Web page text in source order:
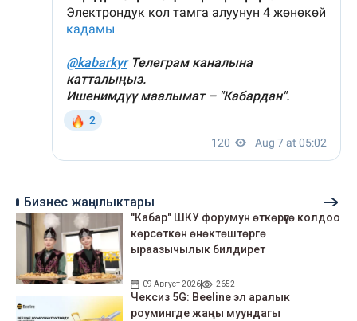
Бизнес жаңылыктары
"Кабар" ШКУ форумун өткөрүүгө колдоо
көрсөткөн өнөктөштөргө
ыраазычылык билдирет
09 Август 2026 2652
Чексиз 5G: Beeline эл аралык
роумингде жаңы муундагы